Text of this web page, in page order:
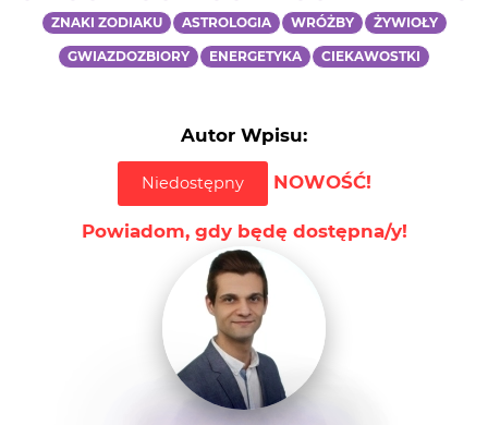
ZNAKI ZODIAKU ASTROLOGIA WRÓŻBY ŻYWIOŁY
GWIAZDOZBIORY ENERGETYKA CIEKAWOSTKI
Autor Wpisu:
Niedostępny NOWOŚĆ!
Powiadom, gdy będę dostępna/y!